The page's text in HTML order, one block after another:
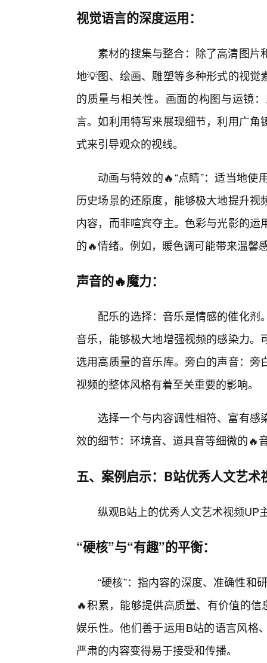
视觉语言的深度运用：
素材的搜集与整合：除了高清图
地💡图、绘画、雕塑等多种形式的视
的质量与相关性。画面的构图与运镜
言。如利用特写来展现细节，利用广
式来引导观众的视线。
动画与特效的🔥“点睛”：适当地
历史场景的还原度，能够极大地提升
内容，而非喧宾夺主。色彩与光影的
的🔥情绪。例如，暖色调可能带来温馨
声音的🔥魔力：
配乐的选择：音乐是情感的催化
音乐，能够极大地增强视频的感染力
选用高质量的音乐库。旁白的声音：
视频的整体风格有着至关重要的影响。
选择一个与内容调性相符、富有
效的细节：环境音、道具音等细微的🔥
五、案例启示：B站优秀人文艺术
纵观B站上的优秀人文艺术视频UP
“硬核”与“有趣”的平衡：
“硬核”：指内容的深度、准确性和
🔥积累，能够提供高质量、有价值的
娱乐性。他们善于运用B站的语言风格
严肃的内容变得易于接受和传播。